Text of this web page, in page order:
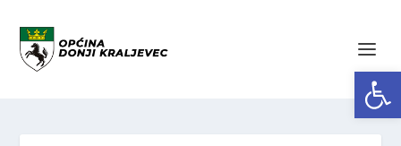
Open toolbar